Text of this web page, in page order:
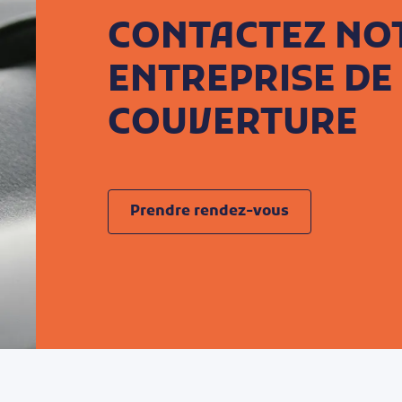
CONTACTEZ
ENTREPRISE DE
COUVERTURE
Prendre rendez-vous